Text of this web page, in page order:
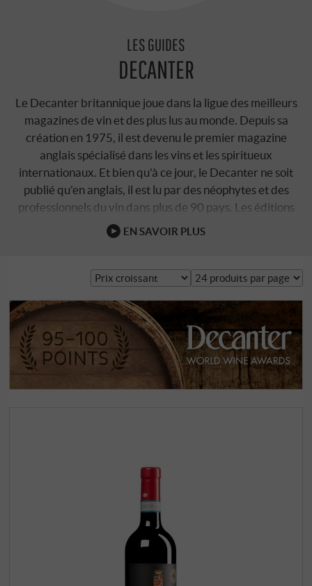
LES GUIDES
DECANTER
Le Decanter britannique joue dans la ligue des meilleurs
magazines de vin et des plus lus au monde. Depuis sa
création en 1975, il est devenu le premier magazine
anglais spécialisé dans les vins et les spiritueux
internationaux. Et bien qu'à ce jour, le Decanter ne soit
publié qu'en anglais, il est lu par des néophytes et des
professionnels du vin dans plus de 90 pays. Les éditions
mensuelles jettent un coup d'œil dans les …
EN SAVOIR PLUS